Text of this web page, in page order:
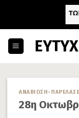
content
ΑΝΑΒΙΩΣΗ-
28η